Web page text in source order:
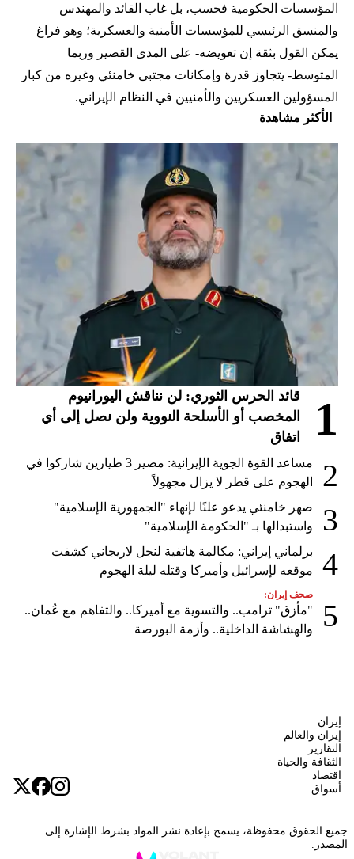
المؤسسات الحكومية فحسب، بل غاب القائد والمهندس
والمنسق الرئيسي للمؤسسات الأمنية والعسكرية؛ وهو فراغ
يمكن القول بثقة إن تعويضه- على المدى القصير وربما
المتوسط- يتجاوز قدرة وإمكانات مجتبى خامنئي وغيره من كبار
المسؤولين العسكريين والأمنيين في النظام الإيراني.
الأكثر مشاهدة
1
قائد الحرس الثوري: لن نناقش اليورانيوم
المخصب أو الأسلحة النووية ولن نصل إلى أي
اتفاق
2
مساعد القوة الجوية الإيرانية: مصير 3 طيارين شاركوا في
الهجوم على قطر لا يزال مجهولاً
3
صهر خامنئي يدعو علنًا لإنهاء "الجمهورية الإسلامية"
واستبدالها بـ "الحكومة الإسلامية"
4
برلماني إيراني: مكالمة هاتفية لنجل لاريجاني كشفت
موقعه لإسرائيل وأميركا وقتله ليلة الهجوم
5
صحف إيران:
"مأزق" ترامب.. والتسوية مع أميركا.. والتفاهم مع عُمان..
والهشاشة الداخلية.. وأزمة البورصة
إيران
إيران والعالم
التقارير
الثقافة والحياة
اقتصاد
أسواق
جميع الحقوق محفوظة، يسمح بإعادة نشر المواد بشرط الإشارة إلى
المصدر.